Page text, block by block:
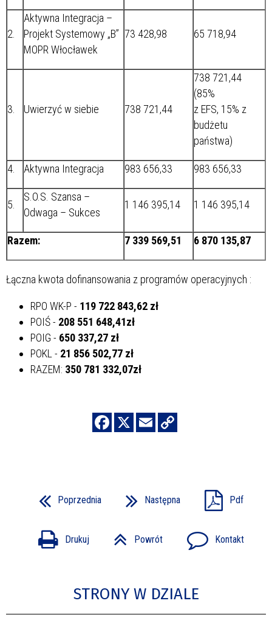
2.
Aktywna Integracja –
Projekt Systemowy „B”
MOPR Włocławek
73 428,98 65 718,94
3. Uwierzyć w siebie 738 721,44
738 721,44
(85%
z EFS, 15% z
budżetu
państwa)
4. Aktywna Integracja 983 656,33 983 656,33
5.
S.O.S. Szansa –
Odwaga – Sukces
1 146 395,14 1 146 395,14
Razem: 7 339 569,51 6 870 135,87
Łączna kwota dofinansowania z programów operacyjnych :
RPO WK-P - 119 722 843,62 zł
POIŚ - 208 551 648,41zł
POIG - 650 337,27 zł
POKL - 21 856 502,77 zł
RAZEM: 350 781 332,07zł
Poprzednia Następna Pdf
Drukuj Powrót Kontakt
STRONY W DZIALE